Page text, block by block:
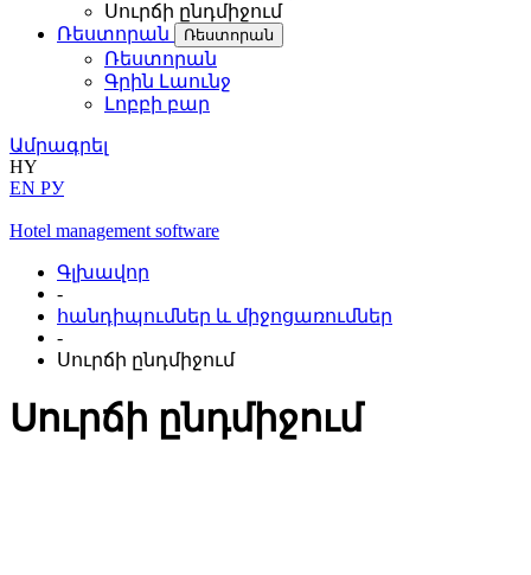
Սուրճի ընդմիջում
Ռեստորան
Ռեստորան
Ռեստորան
Գրին Լաունջ
Լոբբի բար
Ամրագրել
HY
EN РУ
Hotel management software
Գլխավոր
-
հանդիպումներ և միջոցառումներ
-
Սուրճի ընդմիջում
Սուրճի ընդմիջում